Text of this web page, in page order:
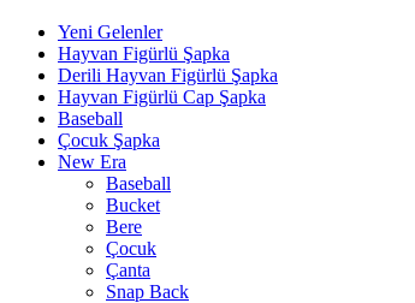
Yeni Gelenler
Hayvan Figürlü Şapka
Derili Hayvan Figürlü Şapka
Hayvan Figürlü Cap Şapka
Baseball
Çocuk Şapka
New Era
Baseball
Bucket
Bere
Çocuk
Çanta
Snap Back